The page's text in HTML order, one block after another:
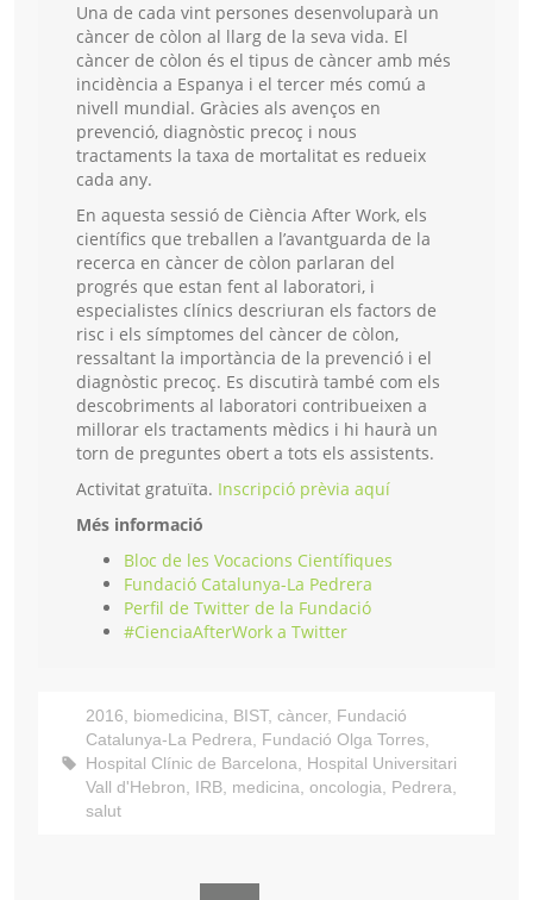
Una de cada vint persones desenvoluparà un
càncer de còlon al llarg de la seva vida. El
càncer de còlon és el tipus de càncer amb més
incidència a Espanya i el tercer més comú a
nivell mundial. Gràcies als avenços en
prevenció, diagnòstic precoç i nous
tractaments la taxa de mortalitat es redueix
cada any.
En aquesta sessió de Ciència After Work, els
científics que treballen a l’avantguarda de la
recerca en càncer de còlon parlaran del
progrés que estan fent al laboratori, i
especialistes clínics descriuran els factors de
risc i els símptomes del càncer de còlon,
ressaltant la importància de la prevenció i el
diagnòstic precoç. Es discutirà també com els
descobriments al laboratori contribueixen a
millorar els tractaments mèdics i hi haurà un
torn de preguntes obert a tots els assistents.
Activitat gratuïta. Inscripció prèvia aquí
Més informació
Bloc de les Vocacions Científiques
Fundació Catalunya-La Pedrera
Perfil de Twitter de la Fundació
#CienciaAfterWork a Twitter
2016, biomedicina, BIST, càncer, Fundació
Catalunya-La Pedrera, Fundació Olga Torres,
Hospital Clínic de Barcelona, Hospital Universitari
Vall d'Hebron, IRB, medicina, oncologia, Pedrera,
salut